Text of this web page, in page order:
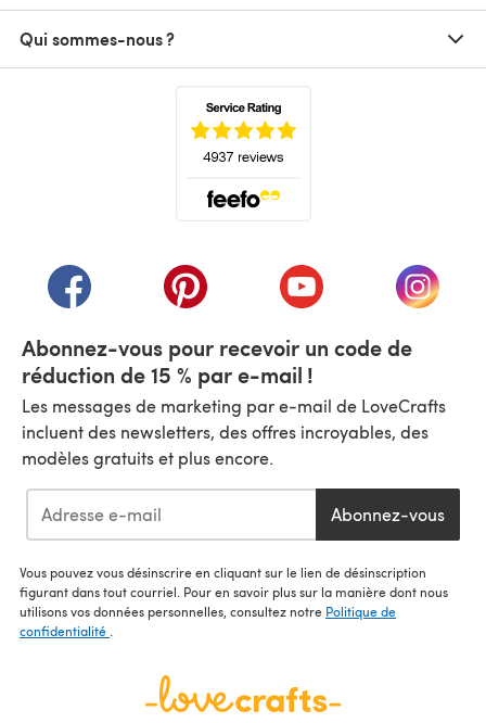
Qui sommes-nous ?
(s'ouvre dans un nouvel onglet)
(s'ouvre dans un nouvel onglet)
(s'ouvre dans un(s'ouvre
Abonnez-vous pour recevoir un code de
réduction de 15 % par e-mail !
Les messages de marketing par e-mail de LoveCrafts
incluent des newsletters, des offres incroyables, des
modèles gratuits et plus encore.
Abonnez-vous
Vous pouvez vous désinscrire en cliquant sur le lien de désinscription
figurant dans tout courriel. Pour en savoir plus sur la manière dont nous
utilisons vos données personnelles, consultez notre Politique de
confidentialité